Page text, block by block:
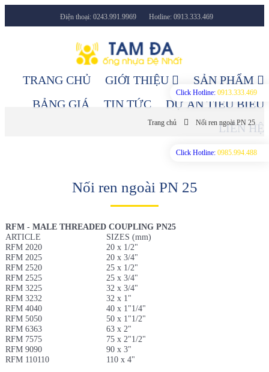
Điện thoại: 0243.991.9969 Hotline: 0913.333.469
Facebook Youtube
TRANG CHỦ GIỚI THIỆU
SẢN PHẨM
BẢNG GIÁ
TIN TỨC
DỰ ÁN TIÊU BIỂU
LIÊN HỆ
Click Hotline: 0913.333.469
Click Hotline: 0985.994.488
Trang chủ Nối ren ngoài PN 25
Nối ren ngoài PN 25
RFM - MALE THREADED COUPLING PN25
ARTICLE
SIZES (mm)
RFM 2020
20 x 1/2"
RFM 2025
20 x 3/4"
RFM 2520
25 x 1/2"
RFM 2525
25 x 3/4"
RFM 3225
32 x 3/4"
RFM 3232
32 x 1"
RFM 4040
40 x 1"1/4"
RFM 5050
50 x 1"1/2"
RFM 6363
63 x 2"
RFM 7575
75 x 2"1/2"
RFM 9090
90 x 3"
RFM 110110
110 x 4"